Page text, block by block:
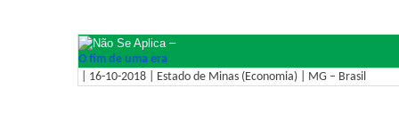
–
O fim de uma era
| 16-10-2018 | Estado de Minas (Economia) | MG – Brasil